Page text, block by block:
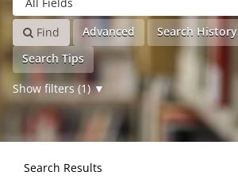
Find Advanced Search History
Search Tips
Show filters (1)
Search Results